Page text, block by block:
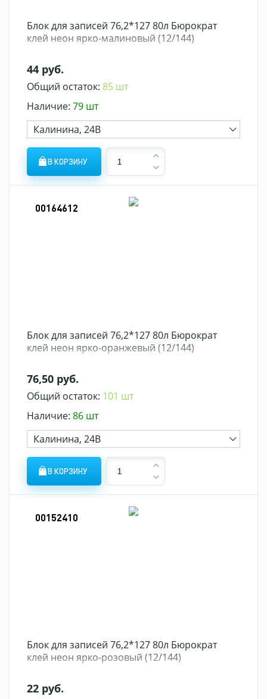
Блок для записей 76,2*127 80л Бюрократ
клей неон ярко-малиновый (12/144)
44 руб.
Общий остаток: 85 шт
Наличие: 79 шт
Калинина, 24В
В КОРЗИНУ
00164612
Блок для записей 76,2*127 80л Бюрократ
клей неон ярко-оранжевый (12/144)
76,50 руб.
Общий остаток: 101 шт
Наличие: 86 шт
Калинина, 24В
В КОРЗИНУ
00152410
Блок для записей 76,2*127 80л Бюрократ
клей неон ярко-розовый (12/144)
22 руб.